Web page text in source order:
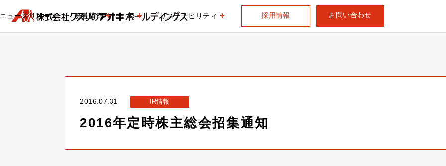
ニュースリリース 会社情報 IR サステナビリティ 採用情報 お問い合わせ
2016.07.31 IR情報
2016年定時株主総会招集通知